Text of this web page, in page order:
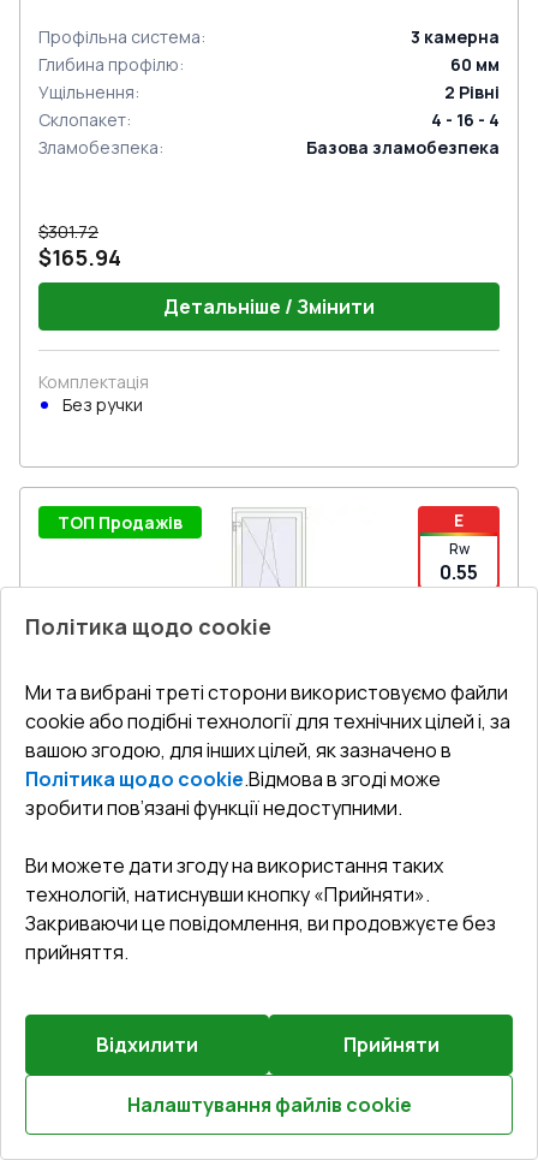
Розрахуй онлайн
Профільна система: 3 камерна
Глибина профілю: 60 мм
Ущільнення: 2 Рівні
Склопакет:
4 - 16 - 4
Зламобезпека: Базова зламобезпека
$301.72
$165.94
Детальніше / Змінити
Комплектація
Без ручки
E
Rw
0.55
ТОП Продажів
Попереднє
замовлення
Залиште відгук
Профільна система: 5 камерна
Глибина профілю
Ущільнення
$189.78
Політика щодо cookie
Ми та вибрані треті сторони використовуємо файли
cookie або подібні технології для технічних цілей і, за
вашою згодою, для інших цілей, як зазначено в
Політика щодо cookie.Відмова в згоді може
зробити пов’язані функції недоступними.
Ви можете дати згоду на використання таких
технологій, натиснувши кнопку «Прийняти».
Закриваючи це повідомлення, ви продовжуєте без
прийняття.
Відхилити Прийняти
Налаштування файлів cookie